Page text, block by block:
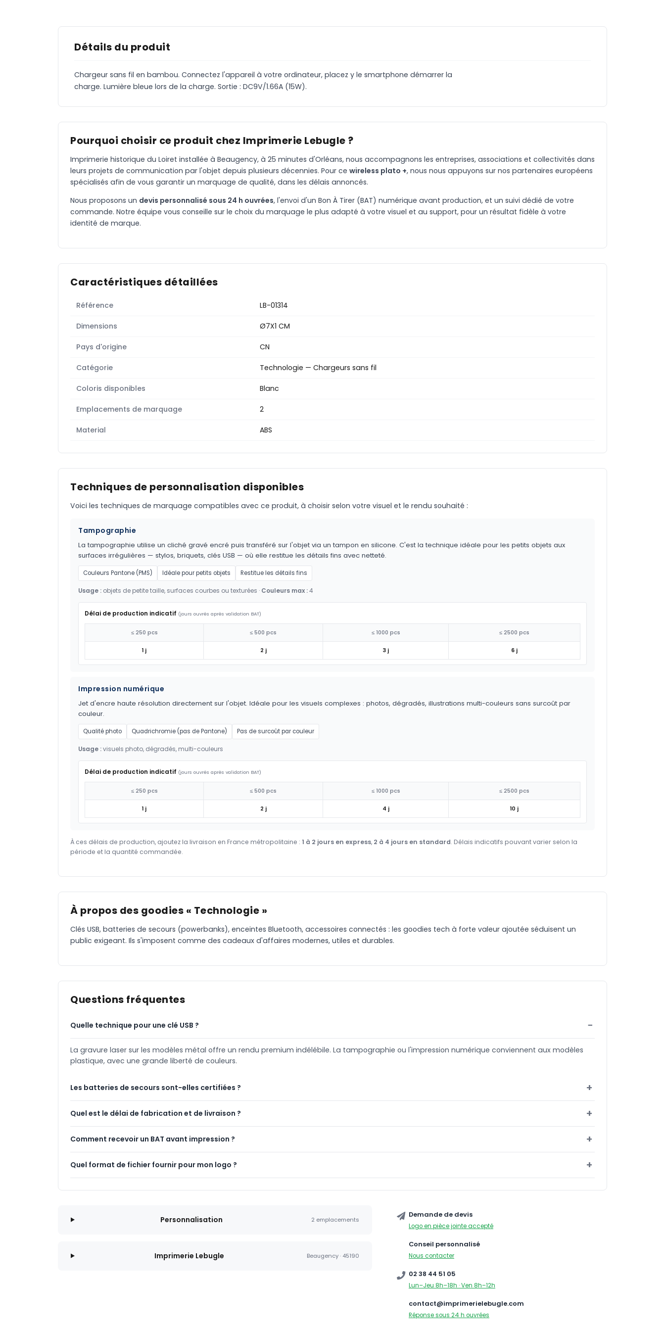
Détails du produit
Chargeur sans fil en bambou. Connectez l'appareil à votre ordinateur, placez y le smartphone démarrer la
charge. Lumière bleue lors de la charge. Sortie : DC9V/1.66A (15W).
Pourquoi choisir ce produit chez Imprimerie Lebugle ?
Imprimerie historique du Loiret installée à Beaugency, à 25 minutes d'Orléans, nous accompagnons les entreprises, associations et collectivités dans
leurs projets de communication par l'objet depuis plusieurs décennies. Pour ce wireless plato +, nous nous appuyons sur nos partenaires européens
spécialisés afin de vous garantir un marquage de qualité, dans les délais annoncés.
Nous proposons un devis personnalisé sous 24 h ouvrées, l'envoi d'un Bon À Tirer (BAT) numérique avant production, et un suivi dédié de votre
commande. Notre équipe vous conseille sur le choix du marquage le plus adapté à votre visuel et au support, pour un résultat fidèle à votre
identité de marque.
Caractéristiques détaillées
Référence LB-01314
Dimensions Ø7X1 CM
Pays d'origine CN
Catégorie Technologie — Chargeurs sans fil
Coloris disponibles Blanc
Emplacements de marquage 2
Material ABS
Techniques de personnalisation disponibles
Voici les techniques de marquage compatibles avec ce produit, à choisir selon votre visuel et le rendu souhaité :
Tampographie
La tampographie utilise un cliché gravé encré puis transféré sur l'objet via un tampon en silicone. C'est la technique idéale pour les petits objets aux
surfaces irrégulières — stylos, briquets, clés USB — où elle restitue les détails fins avec netteté.
Couleurs Pantone (PMS) Idéale pour petits objets Restitue les détails fins
Usage : objets de petite taille, surfaces courbes ou texturées · Couleurs max :4
Délai de production indicatif (jours ouvrés après validation BAT)
≤ 250 pcs ≤ 500 pcs ≤ 1000 pcs ≤ 2500 pcs
1 j 2 j 3 j 6 j
Impression numérique
Jet d'encre haute résolution directement sur l'objet. Idéale pour les visuels complexes : photos, dégradés, illustrations multi-couleurs sans surcoût par
couleur.
Qualité photo Quadrichromie (pas de Pantone) Pas de surcoût par couleur
Usage :visuels photo, dégradés, multi-couleurs
Délai de production indicatif (jours ouvrés après validation BAT)
≤ 250 pcs ≤ 500 pcs ≤ 1000 pcs ≤ 2500 pcs
1 j 2 j 4 j 10 j
À ces délais de production, ajoutez la livraison en France métropolitaine : 1 à 2 jours en express, 2 à 4 jours en standard. Délais indicatifs pouvant varier selon la
période et la quantité commandée.
À propos des goodies « Technologie »
Clés USB, batteries de secours (powerbanks), enceintes Bluetooth, accessoires connectés : les goodies tech à forte valeur ajoutée séduisent un
public exigeant. Ils s'imposent comme des cadeaux d'affaires modernes, utiles et durables.
Questions fréquentes
Quelle technique pour une clé USB ?
La gravure laser sur les modèles métal offre un rendu premium indélébile. La tampographie ou l'impression numérique conviennent aux modèles
plastique, avec une grande liberté de couleurs.
Les batteries de secours sont-elles certifiées ?
Quel est le délai de fabrication et de livraison ?
Comment recevoir un BAT avant impression ?
Quel format de fichier fournir pour mon logo ?
Personnalisation 2 emplacements
Imprimerie Lebugle Beaugency · 45190
Demande de devis
Logo en pièce jointe accepté
Conseil personnalisé
Nous contacter
02 38 44 51 05
Lun–Jeu 8h–18h · Ven 8h–12h
contact@imprimerielebugle.com
Réponse sous 24 h ouvrées